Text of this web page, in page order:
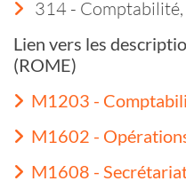
314 -
Lien vers les
(ROME)
M1203 -
M1602 -
M1608 -